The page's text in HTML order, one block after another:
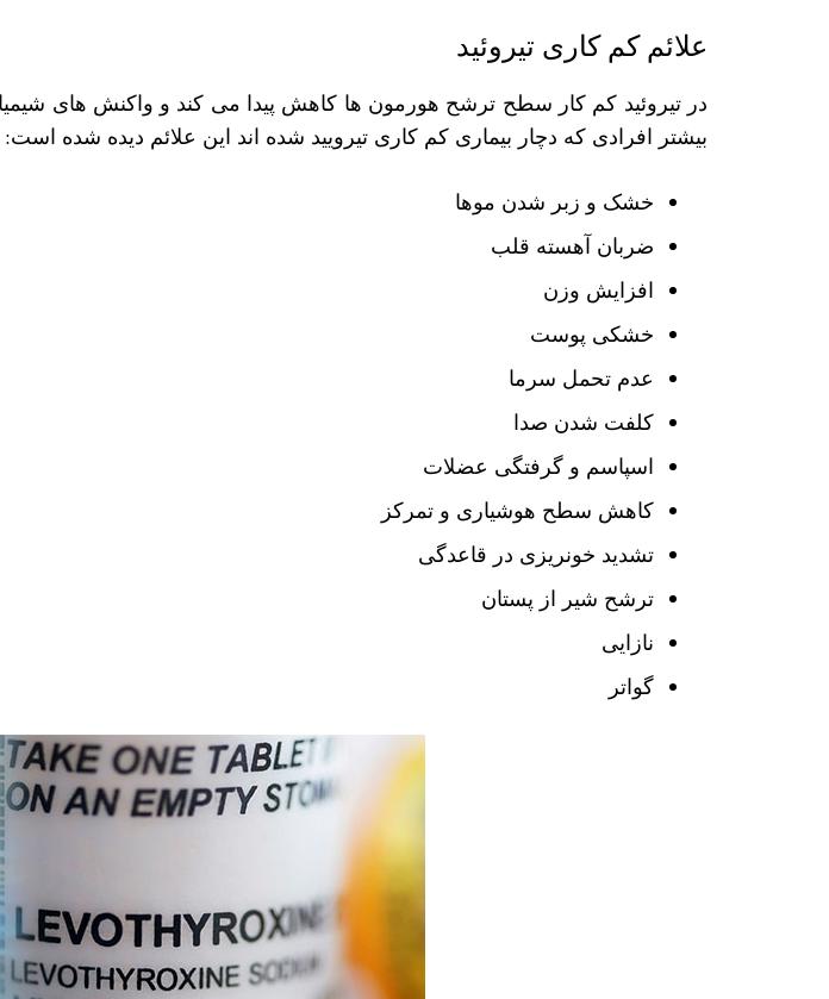
علائم کم کاری تیروئید
در تیروئید کم کار سطح ترشح هورمون ‌ها کاهش پیدا می ‌کند و واکنش ‌های
بیشتر افرادی که دچار بیماری کم کاری تیرویید شده‌ اند این علائم دیده شده است:
خشک و زبر شدن موها
ضربان آهسته قلب
افزایش وزن
خشکی پوست
عدم تحمل سرما
کلفت شدن صدا
اسپاسم و گرفتگی عضلات
کاهش سطح هوشیاری و تمرکز
تشدید خونریزی در قاعدگی
ترشح شیر از پستان
نازایی
گواتر